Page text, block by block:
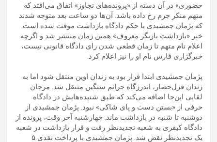
حضوری» در آن دسته از «پرونده‌های تجاوز» اتفاق می‌افتد که
متهم منکر جرم رخ داده باشد. آن‌ها دو ساعت بعد متوجه شدند
که پژمان جمشیدی با حکم دادگاه بازداشت موقت شده است.
خبر «بازداشت بازیگر معروف» همین زمان منتشر شد و اگرچه
اعلام نام متهم تا زمان قطعی شدن رای دادگاه قانونی نیست،
خبرگزاری فارس نام او را نیز اعلام کرد.
پژمان جمشیدی ابتدا قرار بود به زندان اوین منتقل شود اما به
زندان قزل‌حصار، اندرزگاه جرائم سنگین منتقل شد. مرجان
لقایی این‌جا اضافه می‌کند که طبق شنیده‌هایش در دادگاه
حرفی از «بستن دست و پای شاکی» نبود. پژمان جمشیدی از
دوشنبه تا شنبه در بازداشت ماند. چهارشنبه آخر وقت، پرونده از
دادگاه کیفری به شعبه تجدیدنظر رفت و قرار بازداشت در شعبه
یک تجدیدنظر نقض شد. پژمان جمشیدی با پرداخت نقدی ۵